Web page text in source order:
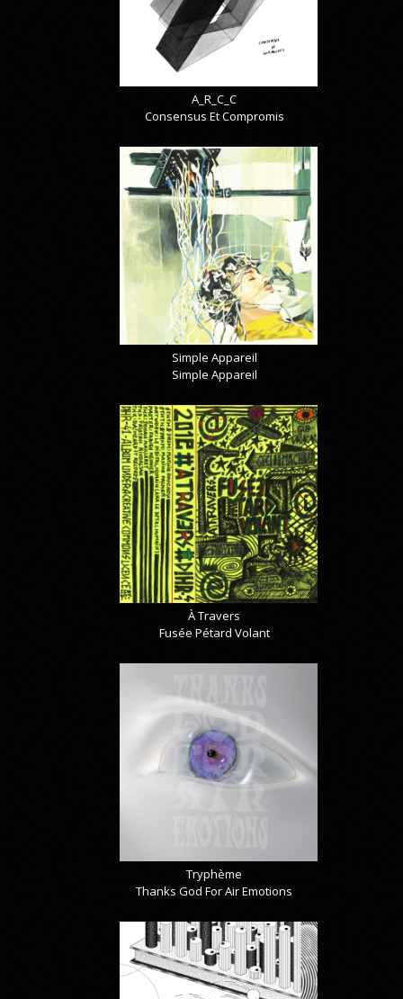
A_R_C_C
Consensus Et Compromis
Simple Appareil
Simple Appareil
À Travers
Fusée Pétard Volant
Tryphème
Thanks God For Air Emotions